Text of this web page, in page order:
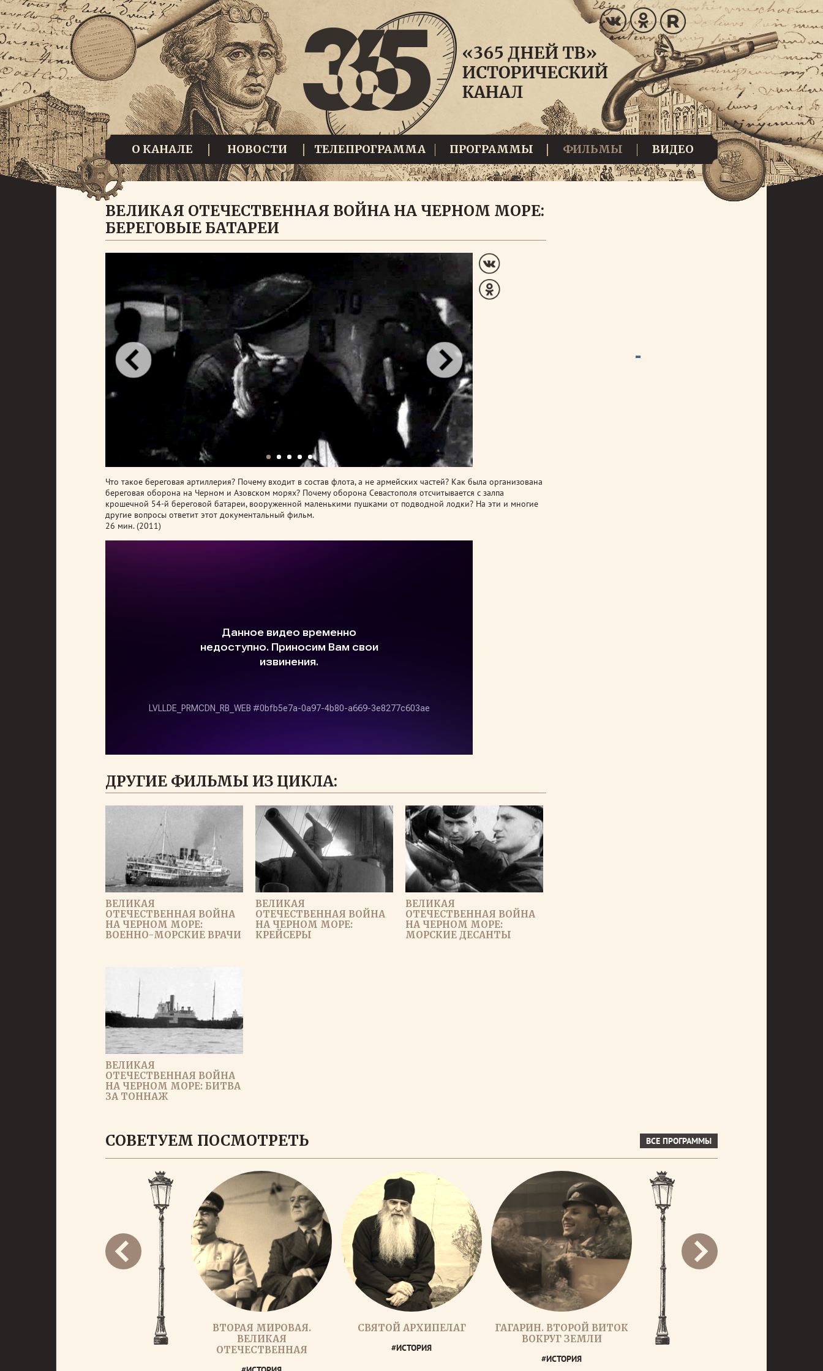
О КАНАЛЕ НОВОСТИ ТЕЛЕПРОГРАММА ПРОГРАММЫ ФИЛЬМЫ ВИДЕО
ВЕЛИКАЯ ОТЕЧЕСТВЕННАЯ ВОЙНА НА ЧЕРНОМ МОРЕ:
БЕРЕГОВЫЕ БАТАРЕИ
Что такое береговая артиллерия? Почему входит в состав флота, а не армейских частей? Как была организована
береговая оборона на Черном и Азовском морях? Почему оборона Севастополя отсчитывается с залпа
крошечной 54-й береговой батареи, вооруженной маленькими пушками от подводной лодки? На эти и многие
другие вопросы ответит этот документальный фильм.
26 мин. (2011)
ДРУГИЕ ФИЛЬМЫ ИЗ ЦИКЛА:
ВЕЛИКАЯ
ОТЕЧЕСТВЕННАЯ ВОЙНА
НА ЧЕРНОМ МОРЕ:
ВОЕННО-МОРСКИЕ ВРАЧИ
ВЕЛИКАЯ
ОТЕЧЕСТВЕННАЯ ВОЙНА
НА ЧЕРНОМ МОРЕ:
КРЕЙСЕРЫ
ВЕЛИКАЯ
ОТЕЧЕСТВЕННАЯ ВОЙНА
НА ЧЕРНОМ МОРЕ:
МОРСКИЕ ДЕСАНТЫ
ВЕЛИКАЯ
ОТЕЧЕСТВЕННАЯ ВОЙНА
НА ЧЕРНОМ МОРЕ: БИТВА
ЗА ТОННАЖ
СОВЕТУЕМ ПОСМОТРЕТЬ ВСЕ ПРОГРАММЫ
ВТОРАЯ МИРОВАЯ.
ВЕЛИКАЯ
ОТЕЧЕСТВЕННАЯ
СВЯТОЙ АРХИПЕЛАГ
#ИСТОРИЯ
ГАГАРИН. ВТОРОЙ ВИТОК
ВОКРУГ ЗЕМЛИ
#ИСТОРИЯ